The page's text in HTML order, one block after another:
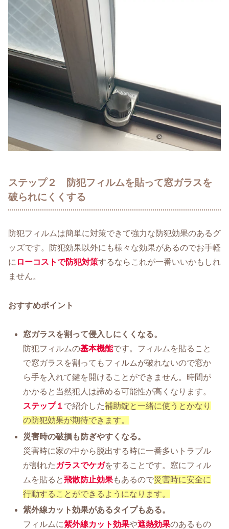
ステップ２ 防犯フィルムを貼って窓ガラスを
破られにくくする
防犯フィルムは簡単に対策できて強力な防犯効果のあるグ
ッズです。防犯効果以外にも様々な効果があるのでお手軽
に ローコストで防犯対策するならこれが一番いいかもしれ
ません。
おすすめポイント
窓ガラスを割って侵入しにくくなる。
防犯フィルムの基本機能です。フィルムを貼ること
で窓ガラスを割ってもフィルムが破れないので窓か
ら手を入れて鍵を開けることができません。時間が
かかると当然犯人は諦める可能性が高くなります。
ステップ１ で紹介した補助錠と一緒に使うとかなり
の防犯効果が期待できます。
災害時の破損も防ぎやすくなる。
災害時に家の中から脱出する時に一番多いトラブル
が割れた ガラスでケガをすることです。窓にフィル
ムを貼ると飛散防止効果もあるので災害時に安全に
行動することができるようになります。
紫外線カット効果があるタイプもある。
フィルムに紫外線カット効果や遮熱効果のあるもの